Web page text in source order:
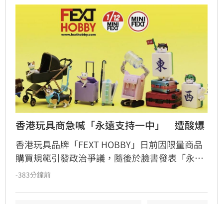
香港玩具商急喊「永遠支持一中」　遭酸爆
香港玩具品牌「FEXT HOBBY」日前因限量商品
購買規範引發政治爭議，隨後於臉書發表「永遠
支持一個中國原則」聲明企圖滅火，卻反遭香港
-383分鐘前